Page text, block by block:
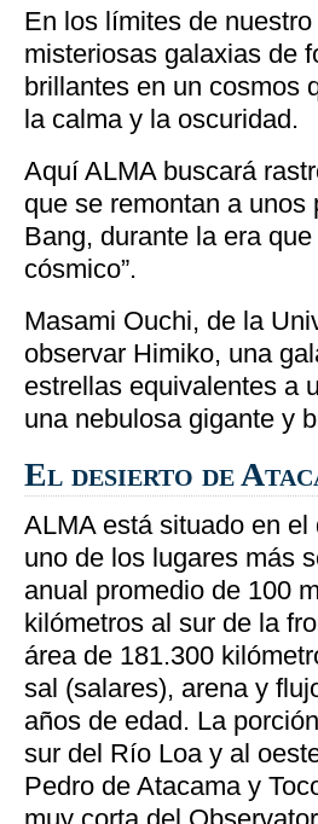
En los límites de
misteriosas galaxias de
brillantes en un cosmos
la calma y la oscuridad.
Aquí ALMA buscará
que se remontan a
Bang, durante la era
cósmico”.
Masami Ouchi, de la
observar Himiko, una
estrellas equivalentes a
una nebulosa gigante y
El desierto de
ALMA está situado en
uno de los lugares más
anual promedio de 100
kilómetros al sur de la
área de 181.300
sal (salares), arena y
años de edad. La
sur del Río Loa y al
Pedro de Atacama y